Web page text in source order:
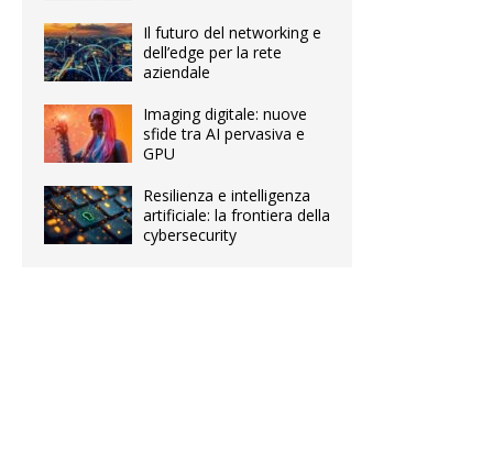
Il futuro del networking e
dell’edge per la rete
aziendale
Imaging digitale: nuove
sfide tra AI pervasiva e
GPU
Resilienza e intelligenza
artificiale: la frontiera della
cybersecurity